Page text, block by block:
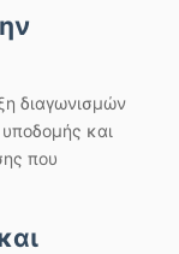
διαγωνισμών
και
που